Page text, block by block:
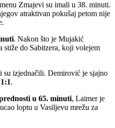
Zmajevi su imali u 38. minuti.
atraktivan pokušaj petom nije
. Nakon što je Mujakić
stiže do Sabitzera, koji volejem
su izjednačili. Demirović je sjajno
.
u 65. minuti, Laimer je
loptu u Vasiljevu mrežu za